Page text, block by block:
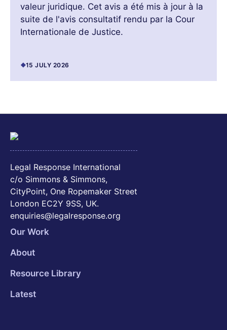
valeur juridique. Cet avis a été mis à jour à la
suite de l'avis consultatif rendu par la Cour
Internationale de Justice.
15 JULY 2026
Legal Response International
c/o Simmons & Simmons,
CityPoint, One Ropemaker Street
London EC2Y 9SS, UK.
enquiries@legalresponse.org
Our Work
About
Resource Library
Latest